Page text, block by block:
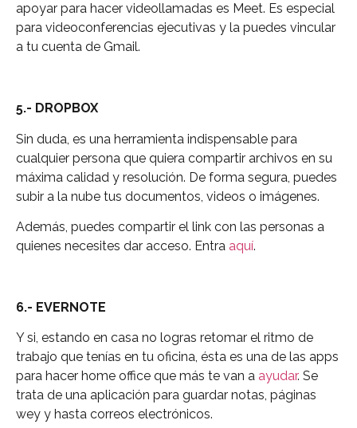
apoyar para hacer videollamadas es Meet. Es especial
para videoconferencias ejecutivas y la puedes vincular
a tu cuenta de Gmail.
5.- DROPBOX
Sin duda, es una herramienta indispensable para
cualquier persona que quiera compartir archivos en su
máxima calidad y resolución. De forma segura, puedes
subir a la nube tus documentos, videos o imágenes.
Además, puedes compartir el link con las personas a
quienes necesites dar acceso. Entra aquí.
6.- EVERNOTE
Y si, estando en casa no logras retomar el ritmo de
trabajo que tenías en tu oficina, ésta es una de las apps
para hacer home office que más te van a ayudar. Se
trata de una aplicación para guardar notas, páginas
wey y hasta correos electrónicos.